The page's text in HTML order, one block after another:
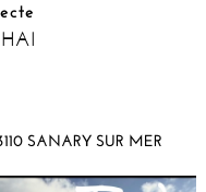
HAI
SANARY SUR MER